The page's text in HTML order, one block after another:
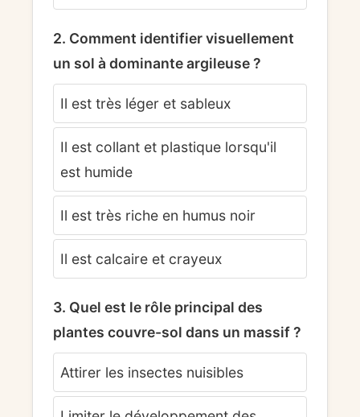
2. Comment identifier visuellement
un sol à dominante argileuse ?
Il est très léger et sableux
Il est collant et plastique lorsqu'il
est humide
Il est très riche en humus noir
Il est calcaire et crayeux
3. Quel est le rôle principal des
plantes couvre-sol dans un massif ?
Attirer les insectes nuisibles